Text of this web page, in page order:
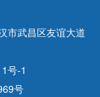
市武昌区友谊大道
号-1
号